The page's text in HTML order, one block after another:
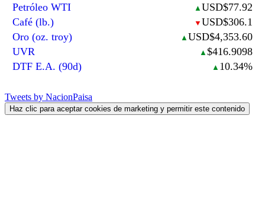
Petróleo WTI
▲ USD$77.92
Café (lb.)
▼ USD$306.1
Oro (oz. troy)
▲ USD$4,353.60
UVR
▲ $416.9098
DTF E.A. (90d)
▲ 10.34%
Tweets by NacionPaisa
Haz clic para aceptar cookies de marketing y permitir este contenido